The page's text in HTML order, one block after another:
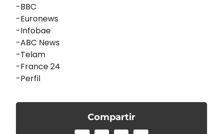
-BBC
-Euronews
-Infobae
-ABC News
-Telam
-France 24
-Perfil
Compartir